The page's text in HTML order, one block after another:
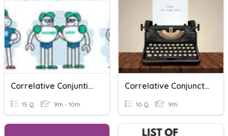
Correlative Conjuntions
15 Q 9th - 10th
Correlative Conjunctions
10 Q 9th